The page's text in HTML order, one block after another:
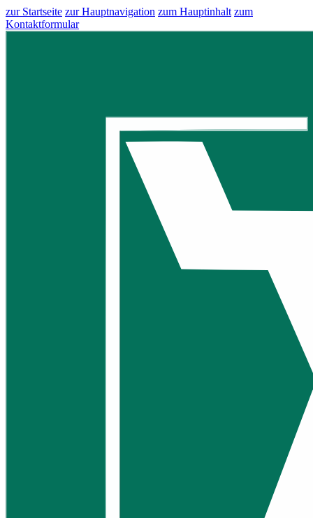
zur Startseite zur Hauptnavigation zum Hauptinhalt zum
Kontaktformular